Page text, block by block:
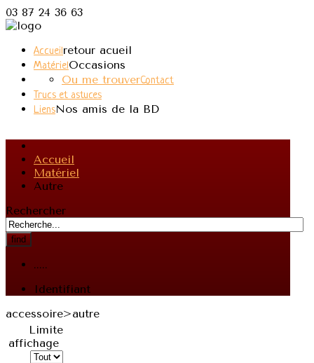
03 87 24 36 63
Accueilretour acueil
MatérielOccasions
Contact
Ou me trouver
Trucs et astuces
LiensNos amis de la BD
Accueil
Matériel
Autre
Rechercher
find
.....
Identifiant
accessoire>autre
Limite
affichage